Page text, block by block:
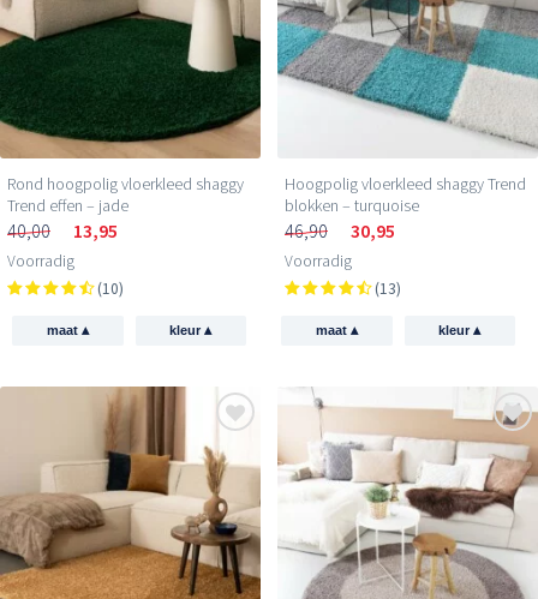
Rond hoogpolig vloerkleed shaggy
Trend effen – jade
40,00 13,95
Voorradig
(10)
maat ▴ kleur▴
Hoogpolig vloerkleed shaggy Trend
blokken – turquoise
46,90 30,95
Voorradig
(13)
maat ▴ kleur▴